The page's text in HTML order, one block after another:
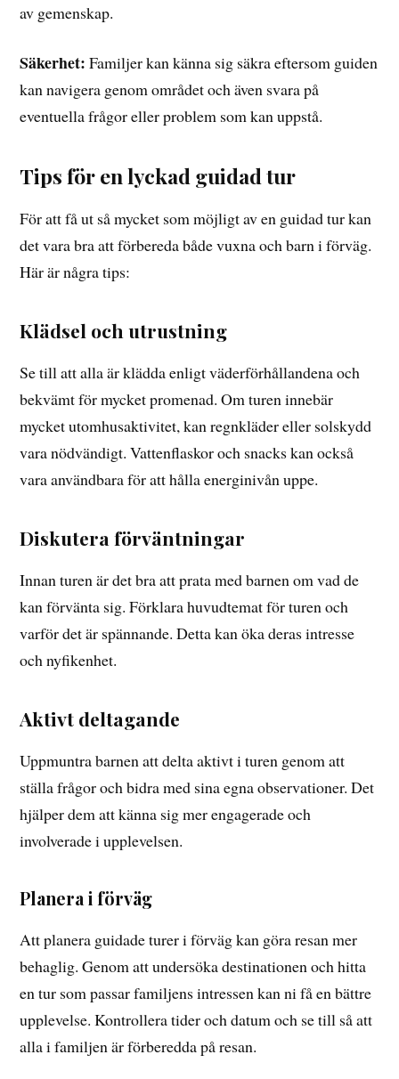
av gemenskap.
Säkerhet: Familjer kan känna sig säkra eftersom guiden
kan navigera genom området och även svara på
eventuella frågor eller problem som kan uppstå.
Tips för en lyckad guidad tur
För att få ut så mycket som möjligt av en guidad tur kan
det vara bra att förbereda både vuxna och barn i förväg.
Här är några tips:
Klädsel och utrustning
Se till att alla är klädda enligt väderförhållandena och
bekvämt för mycket promenad. Om turen innebär
mycket utomhusaktivitet, kan regnkläder eller solskydd
vara nödvändigt. Vattenflaskor och snacks kan också
vara användbara för att hålla energinivån uppe.
Diskutera förväntningar
Innan turen är det bra att prata med barnen om vad de
kan förvänta sig. Förklara huvudtemat för turen och
varför det är spännande. Detta kan öka deras intresse
och nyfikenhet.
Aktivt deltagande
Uppmuntra barnen att delta aktivt i turen genom att
ställa frågor och bidra med sina egna observationer. Det
hjälper dem att känna sig mer engagerade och
involverade i upplevelsen.
Planera i förväg
Att planera guidade turer i förväg kan göra resan mer
behaglig. Genom att undersöka destinationen och hitta
en tur som passar familjens intressen kan ni få en bättre
upplevelse. Kontrollera tider och datum och se till så att
alla i familjen är förberedda på resan.